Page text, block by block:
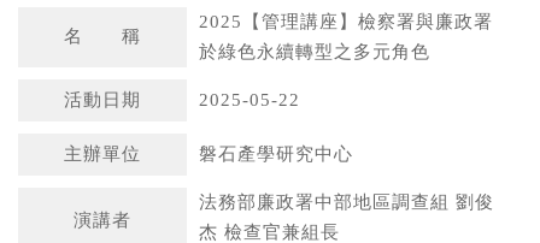
名 稱
2025【管理講座】檢察署與廉政署
於綠色永續轉型之多元角色
活動日期 2025-05-22
主辦單位 磐石產學研究中心
演講者
法務部廉政署中部地區調查組 劉俊
杰 檢查官兼組長